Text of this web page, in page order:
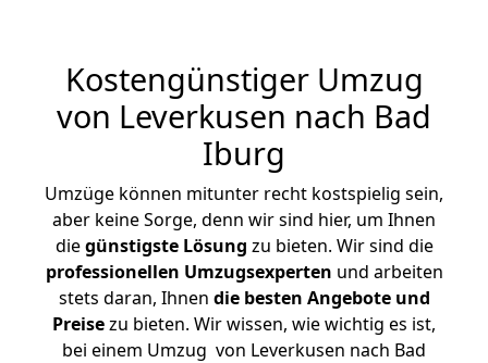
Kostengünstiger Umzug
von Leverkusen nach Bad
Iburg
Umzüge können mitunter recht kostspielig sein,
aber keine Sorge, denn wir sind hier, um Ihnen
diegünstigste Lösung zu bieten. Wir sind die
professionellen Umzugsexperten und arbeiten
stets daran, Ihnen die besten Angebote und
Preisezu bieten. Wir wissen, wie wichtig es ist,
bei einem Umzug von Leverkusen nach Bad